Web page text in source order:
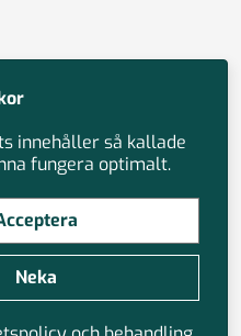
innehåller så kallade
fungera optimalt.
Neka